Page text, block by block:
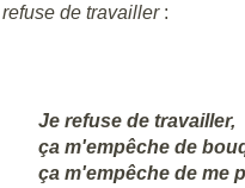
refuse de travailler:
Je refuse de travailler,
ça m'empêche de
ça m'empêche de me